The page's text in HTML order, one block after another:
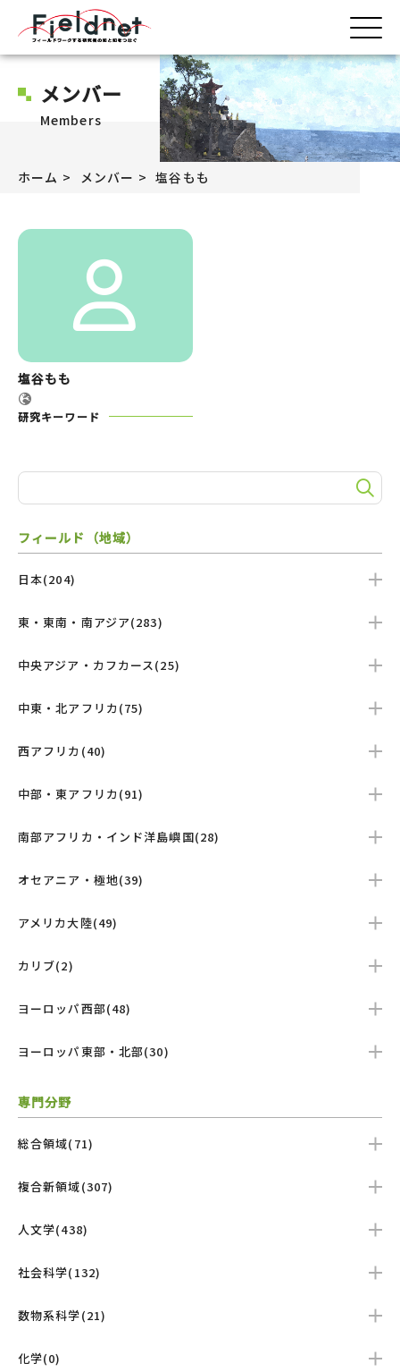
メンバー
Members
ホーム メンバー 塩谷もも
塩谷もも
研究キーワード
フィールド（地域）
日本(204)
東・東南・南アジア(283)
中央アジア・カフカース(25)
中東・北アフリカ(75)
西アフリカ(40)
中部・東アフリカ(91)
南部アフリカ・インド洋島嶼国(28)
オセアニア・極地(39)
アメリカ大陸(49)
カリブ(2)
ヨーロッパ西部(48)
ヨーロッパ東部・北部(30)
専門分野
総合領域(71)
複合新領域(307)
人文学(438)
社会科学(132)
数物系科学(21)
化学(0)